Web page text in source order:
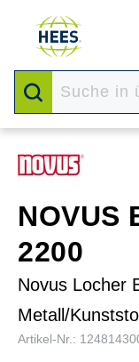
NOVUS
2200
Novus Locher
Metall/
Artikel-Nr.: